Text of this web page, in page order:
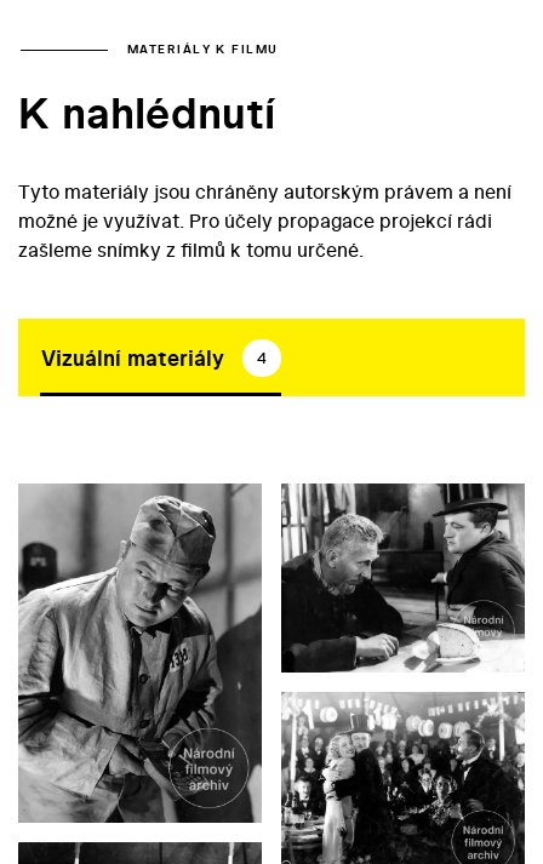
MATERIÁLY K FILMU
K nahlédnutí
Tyto materiály jsou chráněny autorským právem a není
možné je využívat. Pro účely propagace projekcí rádi
zašleme snímky z filmů k tomu určené.
Vizuální materiály 4